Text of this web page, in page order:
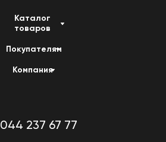
Каталог
товаров
Покупателям
Компания
044 237 67 77